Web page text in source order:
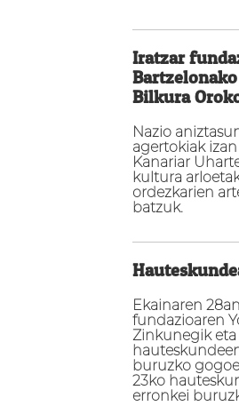
Iratzar
Bilkura
Nazio
agertokiak izan
Kanariar
kultura
ordezkarien
batzuk.
Ekainaren
fundazioaren
Zinkunegik eta
buruzko
23ko
erronkei